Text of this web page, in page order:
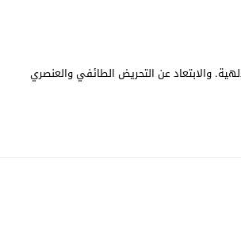
والابتعاد عن التحريض الطائفي والعنصري